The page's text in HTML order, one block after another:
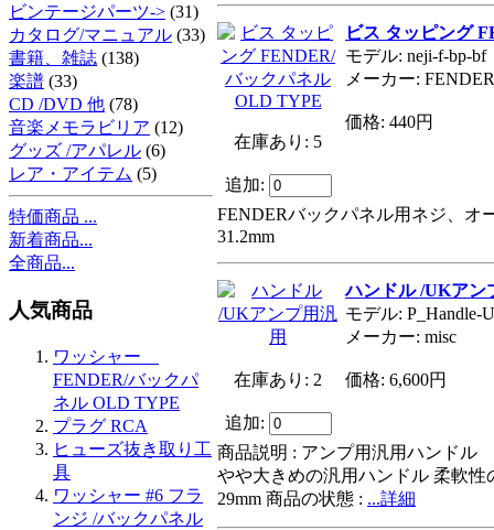
ビンテージパーツ-> (31)
カタログ/マニュアル (33)
書籍、雑誌 (138)
楽譜 (33)
CD /DVD 他 (78)
音楽メモラビリア (12)
グッズ /アパレル (6)
レア・アイテム (5)
特価商品 ...
新着商品...
全商品...
人気商品
ワッシャー
FENDER/バックパ
ネル OLD TYPE
プラグ RCA
ヒューズ抜き取り工
具
ワッシャー #6 フラ
ンジ /バックパネル
在庫あり: 5
追加:
ビス タッピング
モデル: neji-f-bp-bf
メーカー: FENDER
価格: 440円
FENDERバックパネル用ネジ、
31.2mm
在庫あり: 2
追加:
ハンドル /UKアン
モデル: P_Handle-
メーカー: misc
価格: 6,600円
商品説明 : アンプ用汎用ハンドル
やや大きめの汎用ハンドル 柔軟性
29mm 商品の状態 : ...詳細